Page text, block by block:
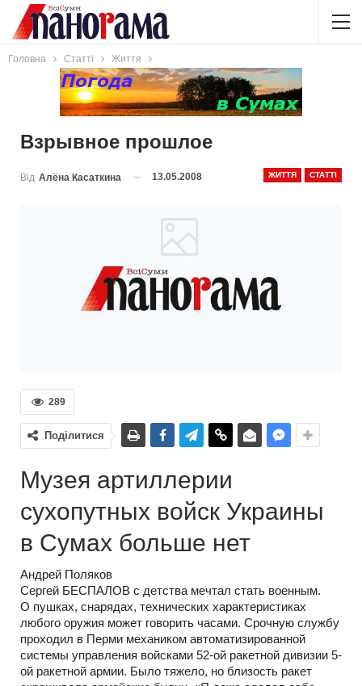
Головна Статті Життя
Взрывное прошлое
ЖИТТЯ СТАТТІ
Від Алёна Касаткина 13.05.2008
289
Поділитися
Музея артиллерии
сухопутных войск Украины
в Сумах больше нет
Андрей Поляков
Сергей БЕСПАЛОВ с детства мечтал стать военным.
О пушках, снарядах, технических характеристиках
любого оружия может говорить часами. Срочную службу
проходил в Перми механиком автоматизированной
системы управления войсками 52-ой ракетной дивизии 5-
ой ракетной армии. Было тяжело, но близость ракет